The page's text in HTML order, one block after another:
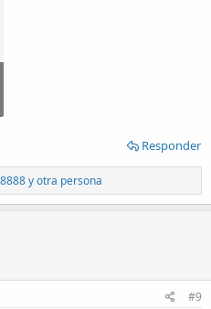
Responder
y otra persona
#9